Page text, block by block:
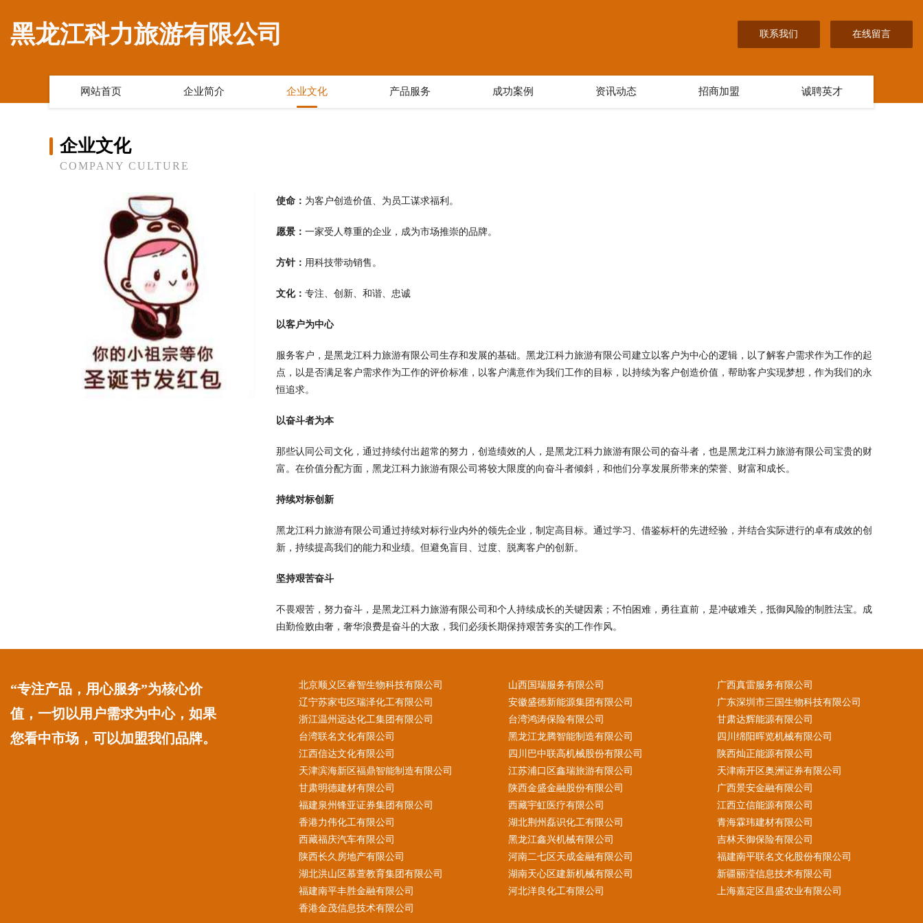
黑龙江科力旅游有限公司 联系我们 在线留言
网站首页 企业简介 企业文化 产品服务 成功案例 资讯动态 招商加盟 诚聘英才
企业文化
COMPANY CULTURE
使命： 为客户创造价值、为员工谋求福利。
愿景： 一家受人尊重的企业，成为市场推崇的品牌。
方针： 用科技带动销售。
文化： 专注、创新、和谐、忠诚
以客户为中心
服务客户，是黑龙江科力旅游有限公司生存和发展的基础。黑龙江科力旅游有限公司建立以客户为中心的逻辑，以了解客户需求作为工作的起
点，以是否满足客户需求作为工作的评价标准，以客户满意作为我们工作的目标，以持续为客户创造价值，帮助客户实现梦想，作为我们的永
恒追求。
以奋斗者为本
那些认同公司文化，通过持续付出超常的努力，创造绩效的人，是黑龙江科力旅游有限公司的奋斗者，也是黑龙江科力旅游有限公司宝贵的财
富。在价值分配方面，黑龙江科力旅游有限公司将较大限度的向奋斗者倾斜，和他们分享发展所带来的荣誉、财富和成长。
持续对标创新
黑龙江科力旅游有限公司通过持续对标行业内外的领先企业，制定高目标。通过学习、借鉴标杆的先进经验，并结合实际进行的卓有成效的创
新，持续提高我们的能力和业绩。但避免盲目、过度、脱离客户的创新。
坚持艰苦奋斗
不畏艰苦，努力奋斗，是黑龙江科力旅游有限公司和个人持续成长的关键因素；不怕困难，勇往直前，是冲破难关，抵御风险的制胜法宝。成
由勤俭败由奢，奢华浪费是奋斗的大敌，我们必须长期保持艰苦务实的工作作风。
“专注产品，用心服务”为核心价
值，一切以用户需求为中心，如果
您看中市场，可以加盟我们品牌。
北京顺义区睿智生物科技有限公司 山西国瑞服务有限公司
广西真雷服务有限公司
辽宁苏家屯区瑞泽化工有限公司
安徽盛德新能源集团有限公司
广东深圳市三国生物科技有限公司
浙江温州远达化工集团有限公司
台湾鸿涛保险有限公司
甘肃达辉能源有限公司
台湾联名文化有限公司
黑龙江龙腾智能制造有限公司
四川绵阳晖览机械有限公司
江西信达文化有限公司
四川巴中联高机械股份有限公司
陕西灿正能源有限公司
天津滨海新区福鼎智能制造有限公司
江苏浦口区鑫瑞旅游有限公司
天津南开区奥洲证券有限公司
甘肃明德建材有限公司
陕西金盛金融股份有限公司
广西景安金融有限公司
福建泉州锋亚证券集团有限公司
西藏宇虹医疗有限公司
江西立信能源有限公司
香港力伟化工有限公司
湖北荆州磊识化工有限公司
青海霖玮建材有限公司
西藏福庆汽车有限公司
黑龙江鑫兴机械有限公司
吉林天御保险有限公司
陕西长久房地产有限公司
河南二七区天成金融有限公司
福建南平联名文化股份有限公司
湖北洪山区慕萱教育集团有限公司
湖南天心区建新机械有限公司
新疆丽滢信息技术有限公司
福建南平丰胜金融有限公司
河北洋良化工有限公司
上海嘉定区昌盛农业有限公司
香港金茂信息技术有限公司